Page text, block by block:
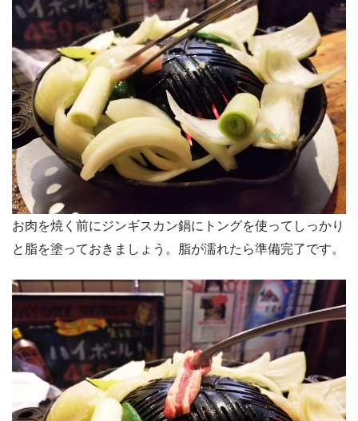
お肉を焼く前にジンギスカン鍋にトングを使ってしっかり
と脂を塗っておきましょう。脂が濡れたら準備完了です。